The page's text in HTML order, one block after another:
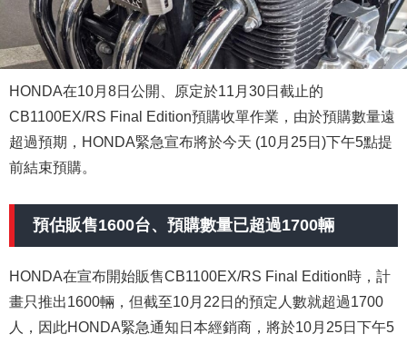
HONDA在10月8日公開、原定於11月30日截止的
CB1100EX/RS Final Edition預購收單作業，由於預購數量遠
超過預期，HONDA緊急宣布將於今天 (10月25日)下午5點提
前結束預購。
預估販售1600台、預購數量已超過1700輛
HONDA在宣布開始販售CB1100EX/RS Final Edition時，計
畫只推出1600輛，但截至10月22日的預定人數就超過1700
人，因此HONDA緊急通知日本經銷商，將於10月25日下午5